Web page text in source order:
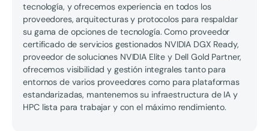
tecnología, y ofrecemos experiencia en todos los
proveedores, arquitecturas y protocolos para respaldar
su gama de opciones de tecnología. Como proveedor
certificado de servicios gestionados NVIDIA DGX Ready,
proveedor de soluciones NVIDIA Elite y Dell Gold Partner,
ofrecemos visibilidad y gestión integrales tanto para
entornos de varios proveedores como para plataformas
estandarizadas, mantenemos su infraestructura de IA y
HPC lista para trabajar y con el máximo rendimiento.